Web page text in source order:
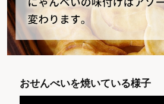
おせんべいを焼いている様子